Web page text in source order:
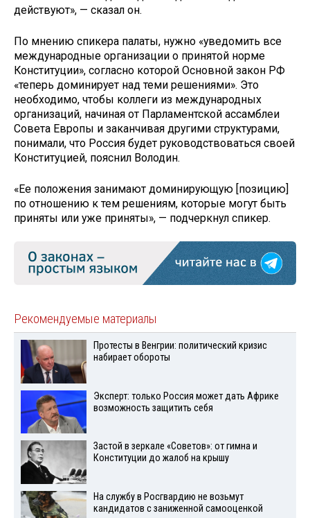
действуют», — сказал он.
По мнению спикера палаты, нужно «уведомить все
международные организации о принятой норме
Конституции», согласно которой Основной закон РФ
«теперь доминирует над теми решениями». Это
необходимо, чтобы коллеги из международных
организаций, начиная от Парламентской ассамблеи
Совета Европы и заканчивая другими структурами,
понимали, что Россия будет руководствоваться своей
Конституцией, пояснил Володин.
«Ее положения занимают доминирующую [позицию]
по отношению к тем решениям, которые могут быть
приняты или уже приняты», — подчеркнул спикер.
Рекомендуемые материалы
Протесты в Венгрии: политический кризис
набирает обороты
Эксперт: только Россия может дать Африке
возможность защитить себя
Застой в зеркале «Советов»: от гимна и
Конституции до жалоб на крышу
На службу в Росгвардию не возьмут
кандидатов с заниженной самооценкой